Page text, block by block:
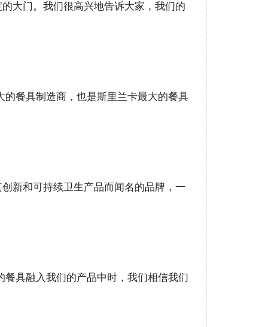
大门。我们很高兴地告诉大家，我们的
餐具制造商，也是斯里兰卡最大的餐具
新和可持续卫生产品而闻名的品牌，一
具融入我们的产品中时，我们相信我们